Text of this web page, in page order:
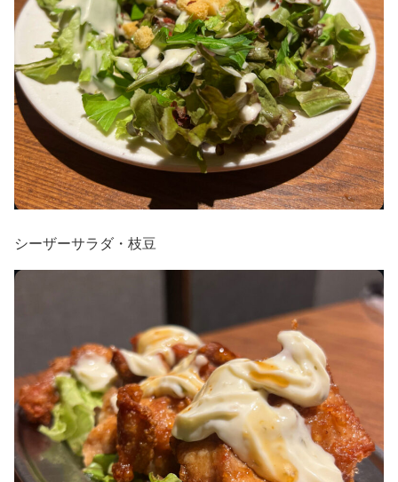
シーザーサラダ・枝豆